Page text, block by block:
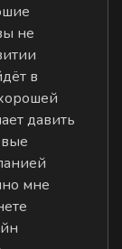
не
в
давить
мне